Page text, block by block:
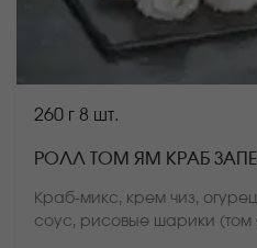
260 г 8 шт.
РОЛЛ ТОМ ЯМ КРАБ
Краб-микс, крем чиз,
соус, рисовые шарики